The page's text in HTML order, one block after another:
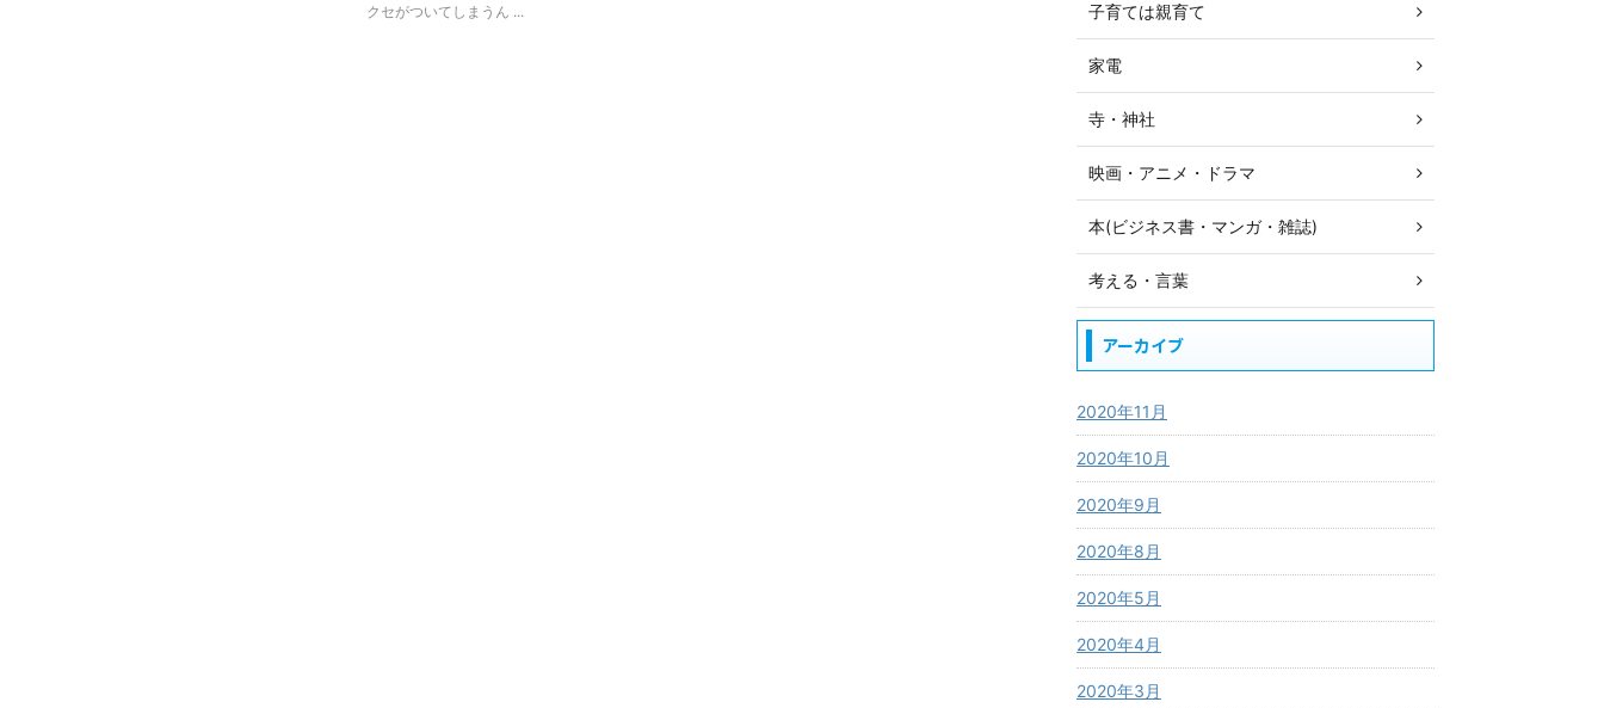
クセがついてしまうん ...
子育ては親育て
家電
寺・神社
映画・アニメ・ドラマ
本(ビジネス書・マンガ・雑誌)
考える・言葉
アーカイブ
2020年11月
2020年10月
2020年9月
2020年8月
2020年5月
2020年4月
2020年3月